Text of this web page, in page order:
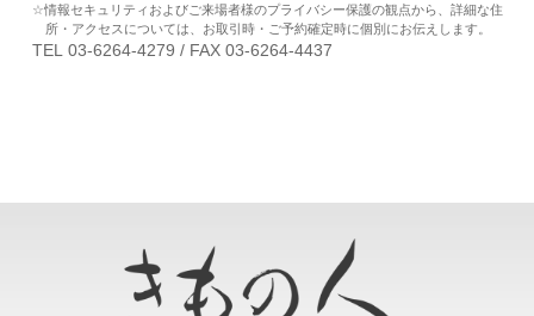
情報セキュリティおよびご来場者様のプライバシー保護の観点から、詳細な住
所・アクセスについては、お取引時・ご予約確定時に個別にお伝えします。
TEL 03-6264-4279 / FAX 03-6264-4437